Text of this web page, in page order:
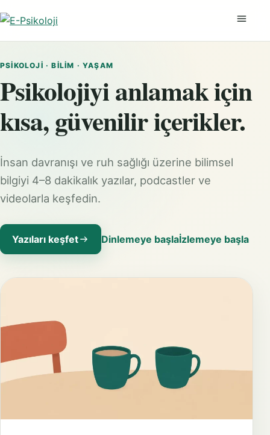
PSIKOLOJI · BILIM · YAŞAM
Psikolojiyi anlamak için
kısa, güvenilir içerikler.
İnsan davranışı ve ruh sağlığı üzerine bilimsel
bilgiyi 4–8 dakikalık yazılar, podcastler ve
videolarla keşfedin.
Yazıları keşfet Dinlemeye başlaİzlemeye başla